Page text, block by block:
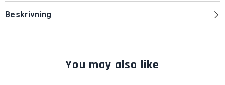
Beskrivning
You may also like